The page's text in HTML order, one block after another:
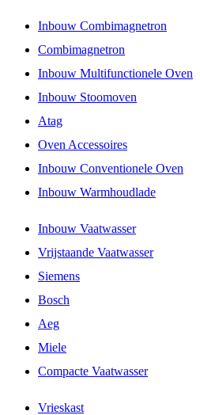
Inbouw Combimagnetron
Combimagnetron
Inbouw Multifunctionele Oven
Inbouw Stoomoven
Atag
Oven Accessoires
Inbouw Conventionele Oven
Inbouw Warmhoudlade
Inbouw Vaatwasser
Vrijstaande Vaatwasser
Siemens
Bosch
Aeg
Miele
Compacte Vaatwasser
Vrieskast